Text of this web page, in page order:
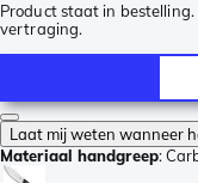
Product staat in
vertraging.
Laat mij weten wanneer
Materiaal handgreep: